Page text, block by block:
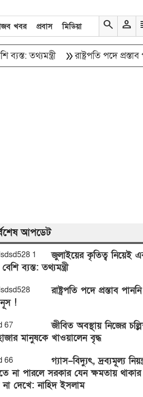
খবর প্রবাস মিডিয়া search person
তথ্যমন্ত্রী double_arrow রাষ্ট্রপতি পদে প্রস্তাব
আপডেট
জুলাইয়ের কৃতিত্ব নিয়েই
ব্যস্ত: তথ্যমন্ত্রী
রাষ্ট্রপতি পদে প্রস্তাব
!
জীবিত অবস্থায় নিজের
মানুষকে খাওয়ালেন বৃদ্ধ
গ্যাস–বিদ্যুৎ, দ্রব্যমূল্য
না পারলে সরকার যেন ক্ষমতায় থাকার
না দেখে: নাহিদ ইসলাম